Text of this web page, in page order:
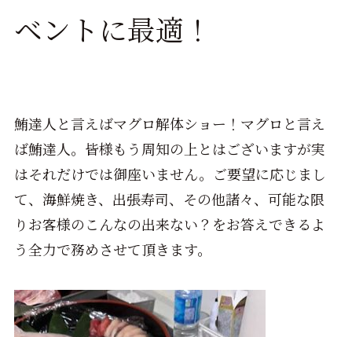
ベントに最適！
鮪達人と言えばマグロ解体ショー！マグロと言え
ば鮪達人。皆様もう周知の上とはございますが実
はそれだけでは御座いません。ご要望に応じまし
て、海鮮焼き、出張寿司、その他諸々、可能な限
りお客様のこんなの出来ない？をお答えできるよ
う全力で務めさせて頂きます。